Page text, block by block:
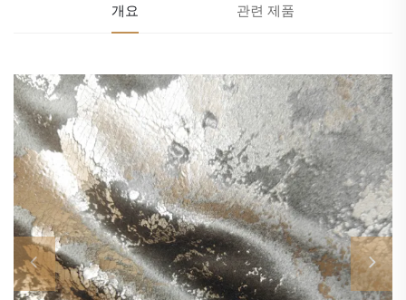
개요 관련 제품